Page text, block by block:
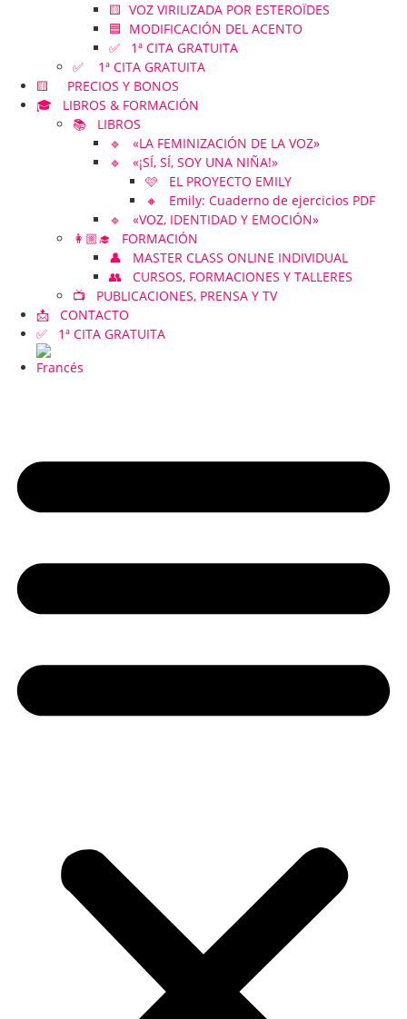
🟨 VOZ VIRILIZADA POR ESTEROÏDES
🟦 MODIFICACIÓN DEL ACENTO
✅ 1ª CITA GRATUITA
✅ 1ª CITA GRATUITA
🟨 PRECIOS Y BONOS
🎓 LIBROS & FORMACIÓN
📚 LIBROS
🔹 «LA FEMINIZACIÓN DE LA VOZ»
🔹 «¡SÍ, SÍ, SOY UNA NIÑA!»
🩷 EL PROYECTO EMILY
🔸 Emily: Cuaderno de ejercicios PDF
🔹 «VOZ, IDENTIDAD Y EMOCIÓN»
👩🏼‍🎓 FORMACIÓN
👤 MASTER CLASS ONLINE INDIVIDUAL
👥 CURSOS, FORMACIONES Y TALLERES
📺 PUBLICACIONES, PRENSA Y TV
📩 CONTACTO
✅ 1ª CITA GRATUITA